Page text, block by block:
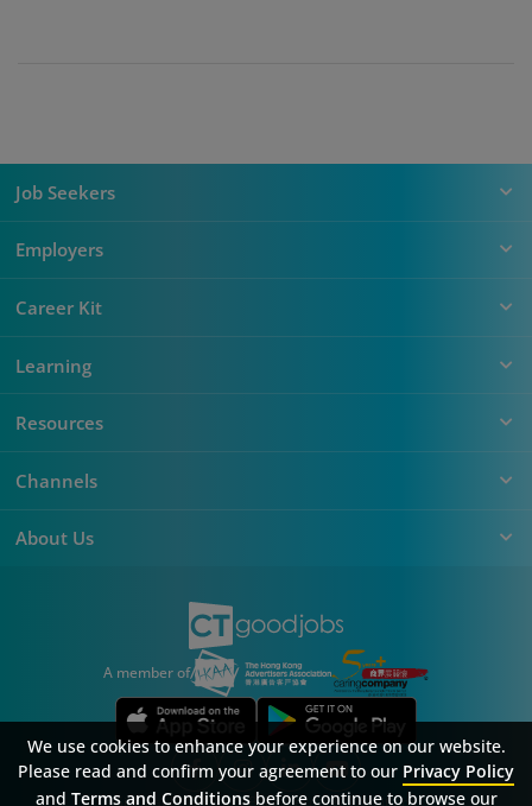
Job Seekers
Employers
Career Kit
Learning
Resources
Channels
About Us
A member of
We use cookies to enhance your experience on our website.
Please read and confirm your agreement to our Privacy Policy
and Terms and Conditionsbefore continue to browse our